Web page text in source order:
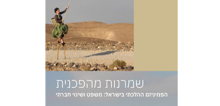
הנחת אתר ספר מודפס